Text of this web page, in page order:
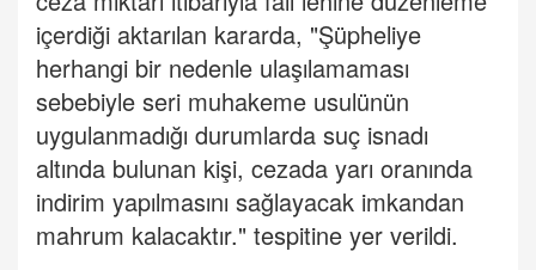
içerdiği aktarılan kararda, "Şüpheliye
herhangi bir nedenle ulaşılamaması
sebebiyle seri muhakeme usulünün
uygulanmadığı durumlarda suç isnadı
altında bulunan kişi, cezada yarı oranında
indirim yapılmasını sağlayacak imkandan
mahrum kalacaktır." tespitine yer verildi.